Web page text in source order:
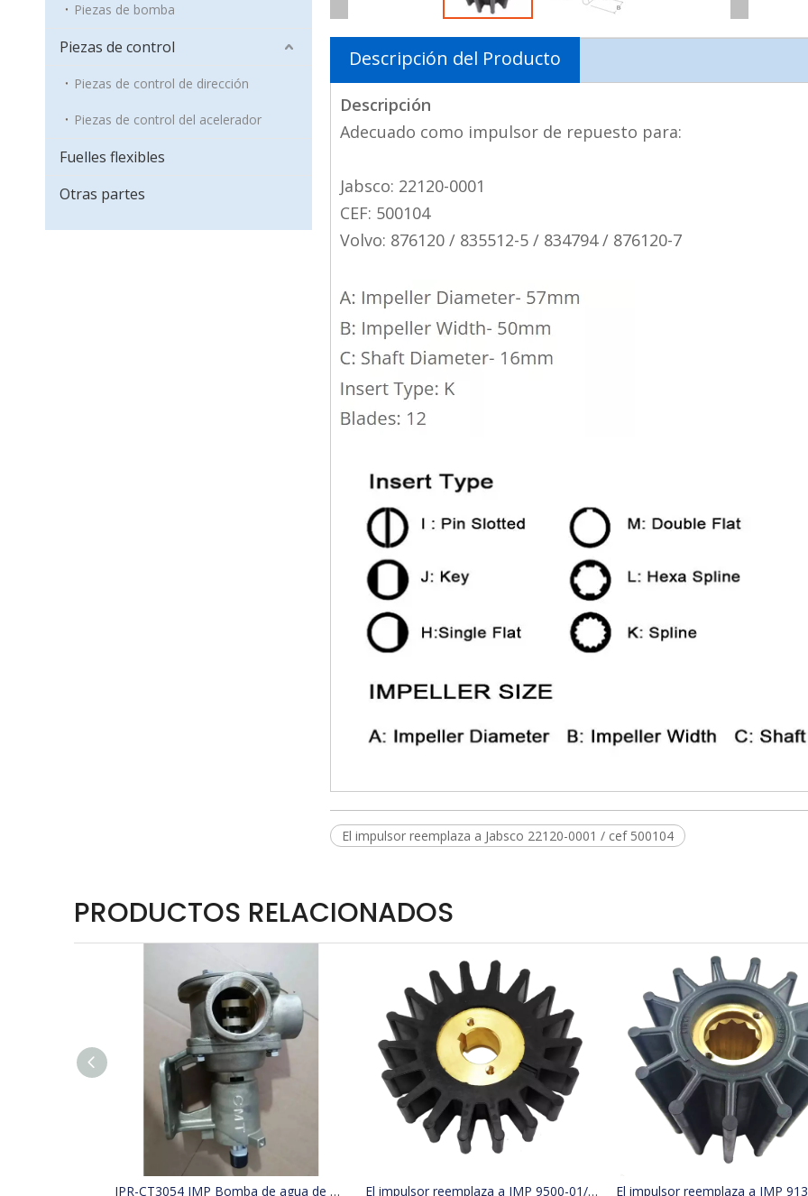
Piezas de bomba
Piezas de control
Piezas de control de dirección
Piezas de control del acelerador
Fuelles flexibles
Otras partes
Descripción del Producto
Descripción
Adecuado como impulsor de repuesto para:
Jabsco: 22120-0001
CEF: 500104
Volvo: 876120 / 835512-5 / 834794 / 876120-7
El impulsor reemplaza a Jabsco 22120-0001 / cef 500104
PRODUCTOS RELACIONADOS
JPR-CT3054 JMP Bomba de agua de mar para barco de refrigeración reemplaza 4255411, 425-5411, Jabsco 29630-1301S, W100000 El impulsor reemplaza a JMP 9500-01/JABSCO 15780-0000/JOHNSON 15299-1000